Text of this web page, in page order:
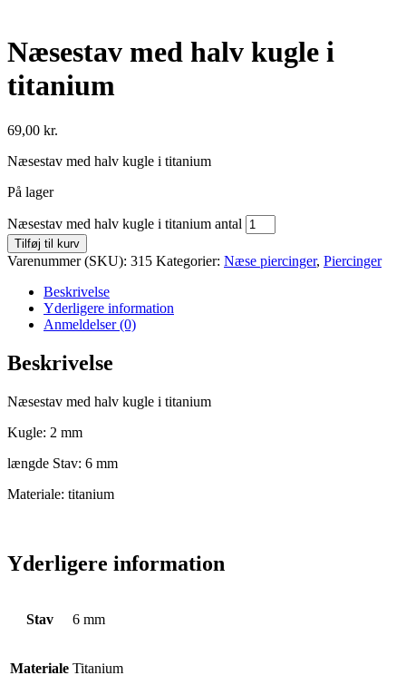
Næsestav med halv kugle i
titanium
69,00 kr.
Næsestav med halv kugle i titanium
På lager
Næsestav med halv kugle i titanium antal
Tilføj til kurv
Varenummer (SKU): 315 Kategorier: Næse piercinger, Piercinger
Beskrivelse
Yderligere information
Anmeldelser (0)
Beskrivelse
Næsestav med halv kugle i titanium
Kugle: 2 mm
længde Stav: 6 mm
Materiale: titanium
Yderligere information
Stav 6 mm
Materiale Titanium